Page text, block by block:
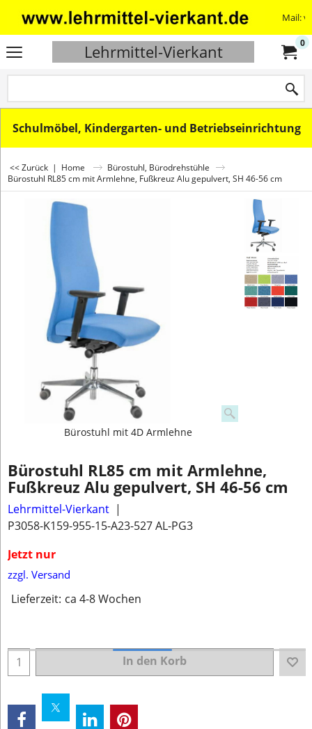
Mail:
Lehrmittel-Vierkant 0
Schulmöbel, Kindergarten- und Betriebseinrichtung
<< Zurück | Home
Bürostuhl, Bürodrehstühle
Bürostuhl RL85 cm mit Armlehne, Fußkreuz Alu gepulvert, SH 46-56 cm
Bürostuhl mit 4D Armlehne
Bürostuhl RL85 cm mit Armlehne,
Fußkreuz Alu gepulvert, SH 46-56 cm
Lehrmittel-Vierkant
P3058-K159-955-15-A23-527 AL-PG3
Jetzt nur
zzgl. Versand
Lieferzeit: ca 4-8 Wochen
In den Korb